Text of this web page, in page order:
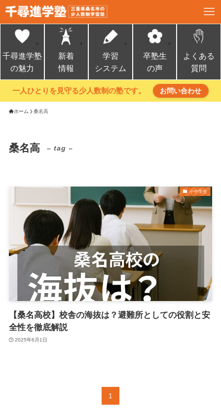
千尋進学塾
の魅力
新着
情報
学習
システム
卒塾生
の声
よくある
質問
一人ひとりを見守る少人数制の塾です。 お問い合わせ
ホーム 桑名高
桑名高 – tag –
小中学生
【桑名高校】校舎の海抜は？避難所としての役割と安
全性を徹底解説
2025年6月1日
1